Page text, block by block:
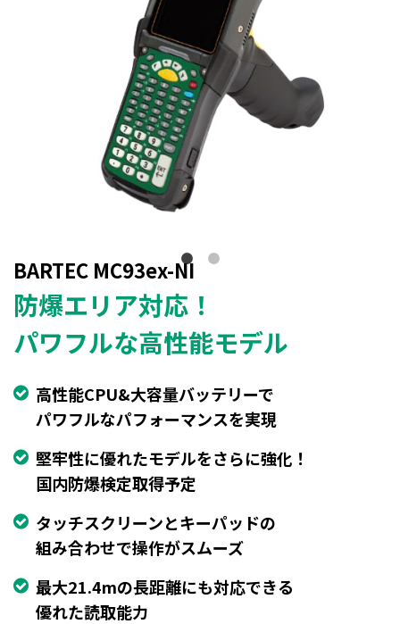
BARTEC MC93ex-NI
防爆エリア対応！
パワフルな高性能モデル
高性能CPU&大容量バッテリーで
パワフルなパフォーマンスを実現
堅牢性に優れたモデルをさらに強化！
国内防爆検定取得予定
タッチスクリーンとキーパッドの
組み合わせで操作がスムーズ
最大21.4mの長距離にも対応できる
優れた読取能力